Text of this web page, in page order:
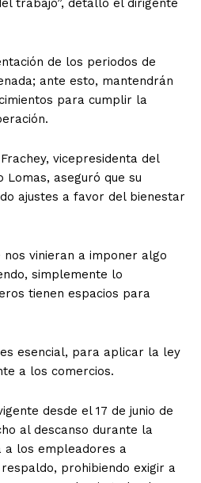
trabajo”, detalló el dirigente
de los periodos de
ante esto, mantendrán
para cumplir la
vicepresidenta del
Lomas, aseguró que su
ajustes a favor del bienestar
nos vinieran a imponer algo
simplemente lo
tienen espacios para
esencial, para aplicar la ley
a los comercios.
desde el 17 de junio de
al descanso durante la
los empleadores a
prohibiendo exigir a